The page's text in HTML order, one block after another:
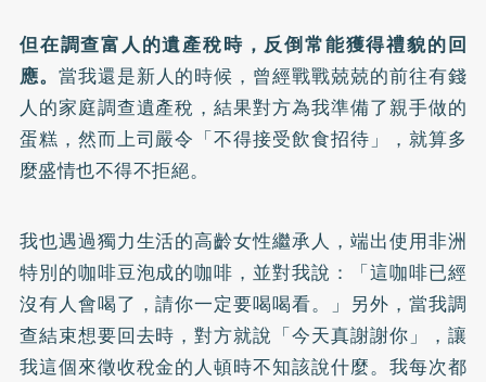
但在調查富人的遺產稅時，反倒常能獲得禮貌的回
應。 當我還是新人的時候，曾經戰戰兢兢的前往有錢
人的家庭調查遺產稅，結果對方為我準備了親手做的
蛋糕，然而上司嚴令「不得接受飲食招待」，就算多
麼盛情也不得不拒絕。
我也遇過獨力生活的高齡女性繼承人，端出使用非洲
特別的咖啡豆泡成的咖啡，並對我說：「這咖啡已經
沒有人會喝了，請你一定要喝喝看。」另外，當我調
查結束想要回去時，對方就說「今天真謝謝你」，讓
我這個來徵收稅金的人頓時不知該說什麼。我每次都